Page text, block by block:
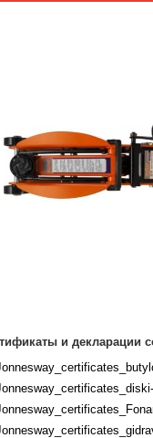
и декларации